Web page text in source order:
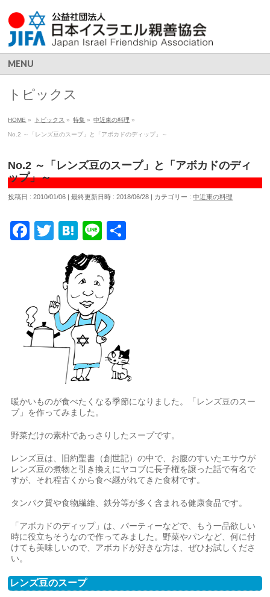
MENU
トピックス
HOME » トピックス » 特集 » 中近東の料理 »
No.2 ～「レンズ豆のスープ」と「アボカドのディップ」～
No.2 ～「レンズ豆のスープ」と「アボカドのディ
ップ」～
投稿日 : 2010/01/06 最終更新日時 : 2018/06/28 カテゴリー :中近東の料理
Facebook
Twitter
Hatena
Line
暖かいものが食べたくなる季節になりました。「レンズ豆のスー
プ」を作ってみました。
野菜だけの素朴であっさりしたスープです。
レンズ豆は、旧約聖書（創世記）の中で、お腹のすいたエサウが
レンズ豆の煮物と引き換えにヤコブに長子権を譲った話で有名で
すが、それ程古くから食べ継がれてきた食材です。
タンパク質や食物繊維、鉄分等が多く含まれる健康食品です。
「アボカドのディップ」は、パーティーなどで、もう一品欲しい
時に役立ちそうなので作ってみました。野菜やパンなど、何に付
けても美味しいので、アボカドが好きな方は、ぜひお試しくださ
い。
レンズ豆のスープ